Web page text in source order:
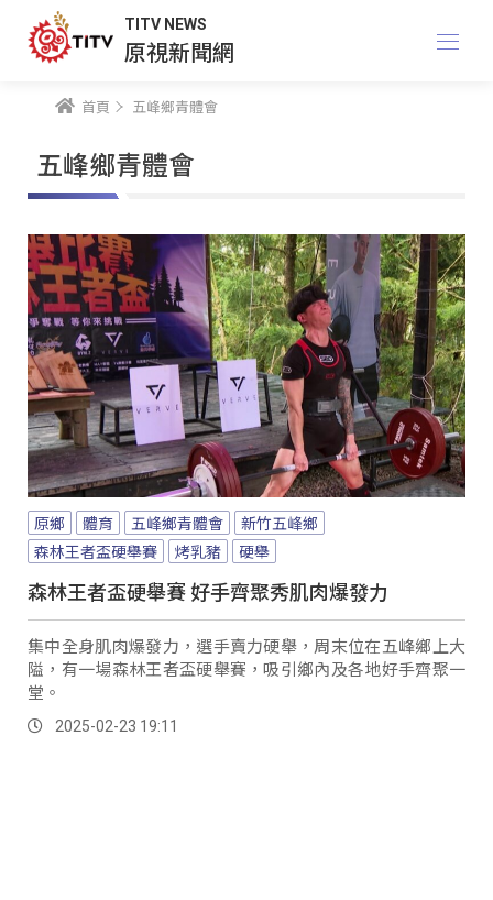
TITV NEWS
原視新聞網
首頁 五峰鄉青體會
五峰鄉青體會
原鄉 體育 五峰鄉青體會
新竹五峰鄉
森林王者盃硬舉賽
烤乳豬 硬舉
森林王者盃硬舉賽 好手齊聚秀肌肉爆發力
集中全身肌肉爆發力，選手賣力硬舉，周末位在五峰鄉上大
隘，有一場森林王者盃硬舉賽，吸引鄉內及各地好手齊聚一
堂。
2025-02-23 19:11